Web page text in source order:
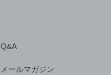
Q&A
メールマガジン